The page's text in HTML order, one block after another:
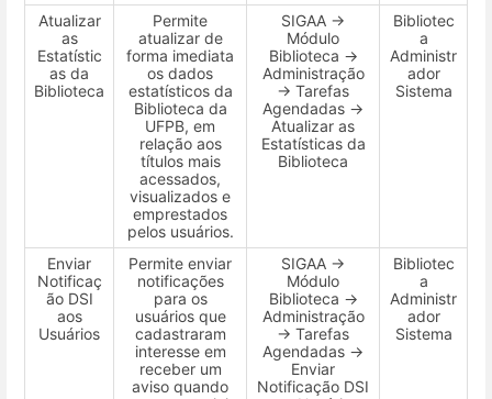
Atualizar
as
Estatístic
as da
Biblioteca
Permite
atualizar de
forma imediata
os dados
estatísticos da
Biblioteca da
UFPB, em
relação aos
títulos mais
acessados,
visualizados e
emprestados
pelos usuários.
SIGAA →
Módulo
Biblioteca →
Administração
→ Tarefas
Agendadas →
Atualizar as
Estatísticas da
Biblioteca
Bibliotec
a
Administr
ador
Sistema
Enviar
Notificaç
ão DSI
aos
Usuários
Permite enviar
notificações
para os
usuários que
cadastraram
interesse em
receber um
aviso quando
SIGAA →
Módulo
Biblioteca →
Administração
→ Tarefas
Agendadas →
Enviar
Notificação DSI
Bibliotec
a
Administr
ador
Sistema